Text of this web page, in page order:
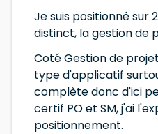
Je suis positionné sur
distinct, la gestion de
Coté Gestion de
type d'applicatif
complète donc d'ici
certif PO et SM, j'ai
positionnement.